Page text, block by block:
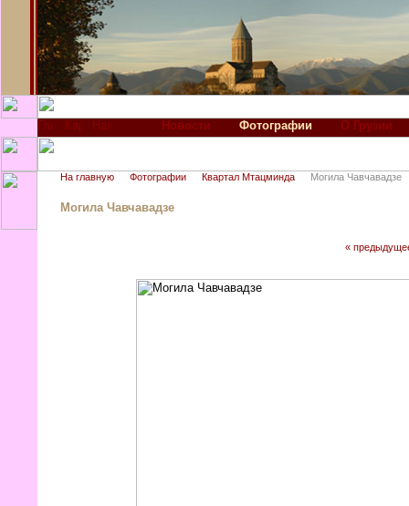
Новости Фотографии О Грузии
На главную Фотографии Квартал Мтацминда Могила Чавчавадзе
Могила Чавчавадзе
«